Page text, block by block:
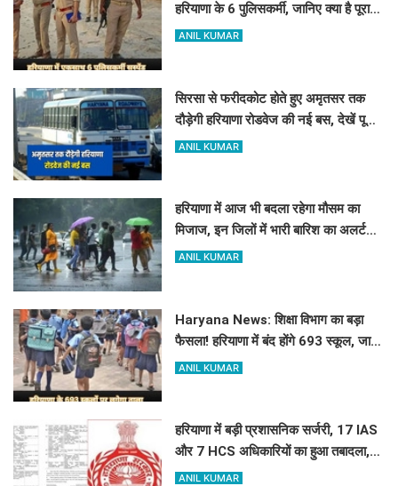
हरियाणा के 6 पुलिसकर्मी, जानिए क्या है पूरा
मामला
ANIL KUMAR
सिरसा से फरीदकोट होते हुए अमृतसर तक
दौड़ेगी हरियाणा रोडवेज की नई बस, देखें पूरा
रूट और टाइम टेबल
ANIL KUMAR
हरियाणा में आज भी बदला रहेगा मौसम का
मिजाज, इन जिलों में भारी बारिश का अलर्ट
जारी
ANIL KUMAR
Haryana News: शिक्षा विभाग का बड़ा
फैसला! हरियाणा में बंद होंगे 693 स्कूल, जाने
क्या है कारण
ANIL KUMAR
हरियाणा में बड़ी प्रशासनिक सर्जरी, 17 IAS
और 7 HCS अधिकारियों का हुआ तबादला,
यहां देखें पूरी लिस्ट
ANIL KUMAR